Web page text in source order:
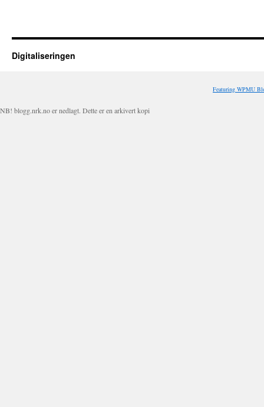
Digitaliseringen
Featuring WPMU
NB! blogg.nrk.no er nedlagt. Dette er en arkivert kopi